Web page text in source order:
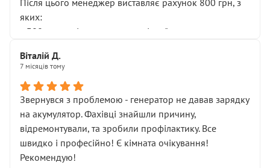
Після цього менеджер виставляє рахунок 800 грн, з
яких:
• 300 грн — діагностика гальмівної системи
НЕ погоджував
послуга. Тим більше, я був поруч і жодної реальної
діагностики ходової не проводилось. Після
зауваження гроші за цю “послугу” повернули, що
лише підтвердило мою правоту.
Але головне — я виїжджаю з боксу, і скрип у гальмах
залишився таким самим, як і був. Тобто оплачена
Віталій Д.
7 місяців тому
Звернувся з проблемою - генератор не давав зарядку
на акумулятор. Фахівці знайшли причину,
відремонтували, та зробили профілактику. Все
швидко і професійно! Є кімната очікування!
Рекомендую!